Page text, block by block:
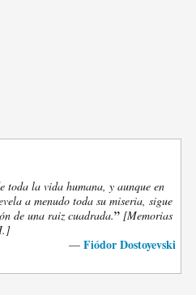
toda la vida humana, y aunque en
a menudo toda su miseria, sigue
de una raiz cuadrada.” [Memorias
— Fiódor Dostoyevski